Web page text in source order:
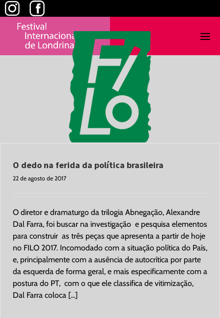
Skip
to
content
O dedo na ferida da política brasileira
22 de agosto de 2017
O diretor e dramaturgo da trilogia Abnegação, Alexandre
Dal Farra, foi buscar na investigação e pesquisa elementos
para construir as três peças que apresenta a partir de hoje
no FILO 2017. Incomodado com a situação política do País,
e, principalmente com a ausência de autocrítica por parte
da esquerda de forma geral, e mais especificamente com a
postura do PT, com o que ele classifica de vitimização,
Dal Farra coloca [...]